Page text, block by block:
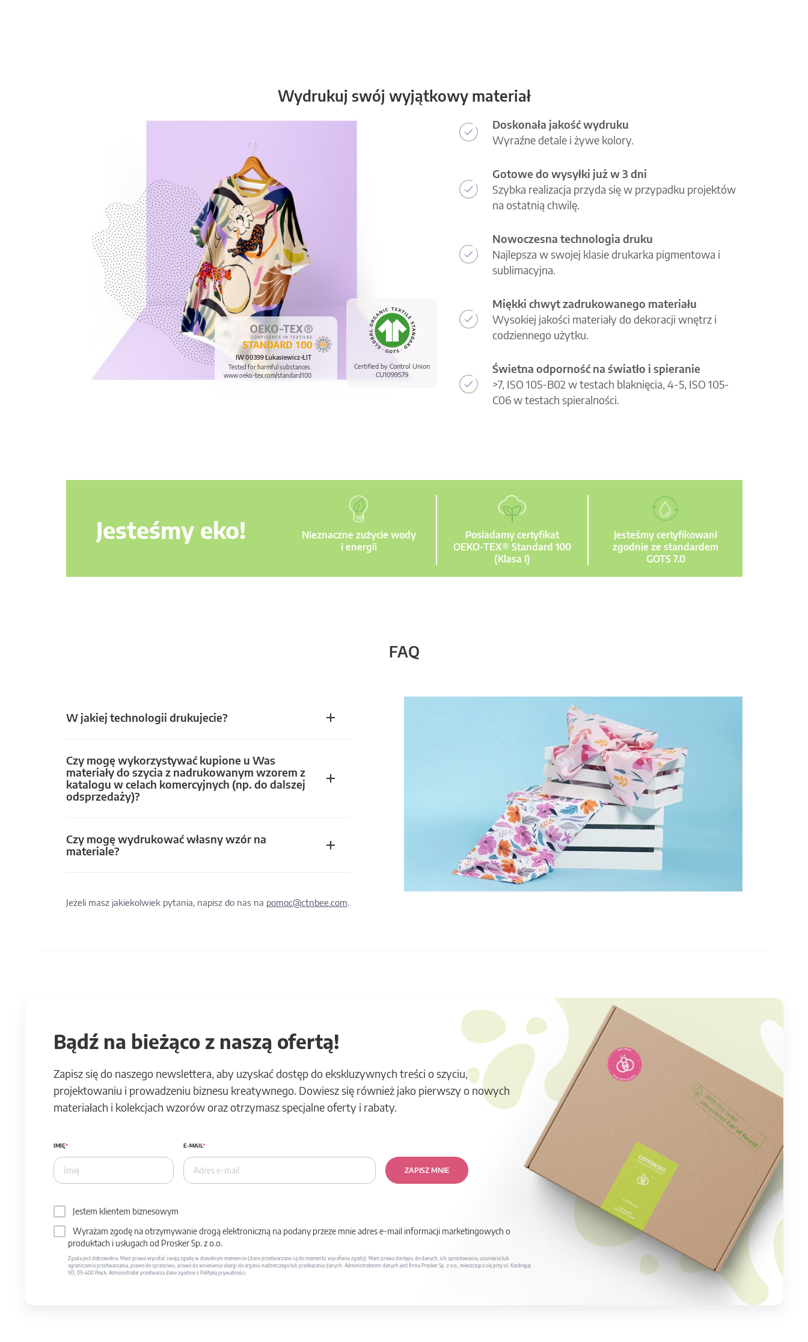
Wydrukuj swój wyjątkowy materiał
Certified by Control Union
CU1099579
IW 00399 Łukasiewicz-ŁIT
Tested for harmful substances.
www.oeko-tex.com/standard100
Doskonała jakość wydruku
Wyraźne detale i żywe kolory.
Gotowe do wysyłki już w 3 dni
Szybka realizacja przyda się w przypadku projektów
na ostatnią chwilę.
Nowoczesna technologia druku
Najlepsza w swojej klasie drukarka pigmentowa i
sublimacyjna.
Miękki chwyt zadrukowanego materiału
Wysokiej jakości materiały do dekoracji wnętrz i
codziennego użytku.
Świetna odporność na światło i spieranie
>7, ISO 105-B02 w testach blaknięcia, 4-5, ISO 105-
C06 w testach spieralności.
Jesteśmy eko!
Nieznaczne zużycie wody
i energii
Posiadamy certyfikat
OEKO-TEX® Standard 100
(Klasa I)
Jesteśmy certyfikowani
zgodnie ze standardem
GOTS 7.0
FAQ
W jakiej technologii drukujecie?
Czy mogę wykorzystywać kupione u Was
materiały do szycia z nadrukowanym wzorem z
katalogu w celach komercyjnych (np. do dalszej
odsprzedaży)?
Czy mogę wydrukować własny wzór na
materiale?
Jeżeli masz jakiekolwiek pytania, napisz do nas na pomoc@ctnbee.com.
Bądź na bieżąco z naszą ofertą!
Zapisz się do naszego newslettera, aby uzyskać dostęp do ekskluzywnych treści o szyciu,
projektowaniu i prowadzeniu biznesu kreatywnego. Dowiesz się również jako pierwszy o nowych
materiałach i kolekcjach wzorów oraz otrzymasz specjalne oferty i rabaty.
IMIĘ E-MAIL
ZAPISZ MNIE
Jestem klientem biznesowym
Wyrażam zgodę na otrzymywanie drogą elektroniczną na podany przeze mnie adres e-mail informacji marketingowych o
produktach i usługach od Prosker Sp. z o.o.
Zgoda jest dobrowolna. Mam prawo wycofać swoją zgodę w dowolnym momencie (dane przetwarzane są do momentu wycofania zgody). Mam prawo dostępu do danych, ich sprostowania, usunięcia lub
ograniczenia przetwarzania, prawo do sprzeciwu, prawo do wniesienia skargi do organu nadzorczego lub przekazania danych. Administratorem danych jest firma Prosker Sp. z o.o., mieszcząca się przy ul. Kostrogaj
9D, 09-400 Płock. Administrator przetwarza dane zgodnie z Polityką prywatności.